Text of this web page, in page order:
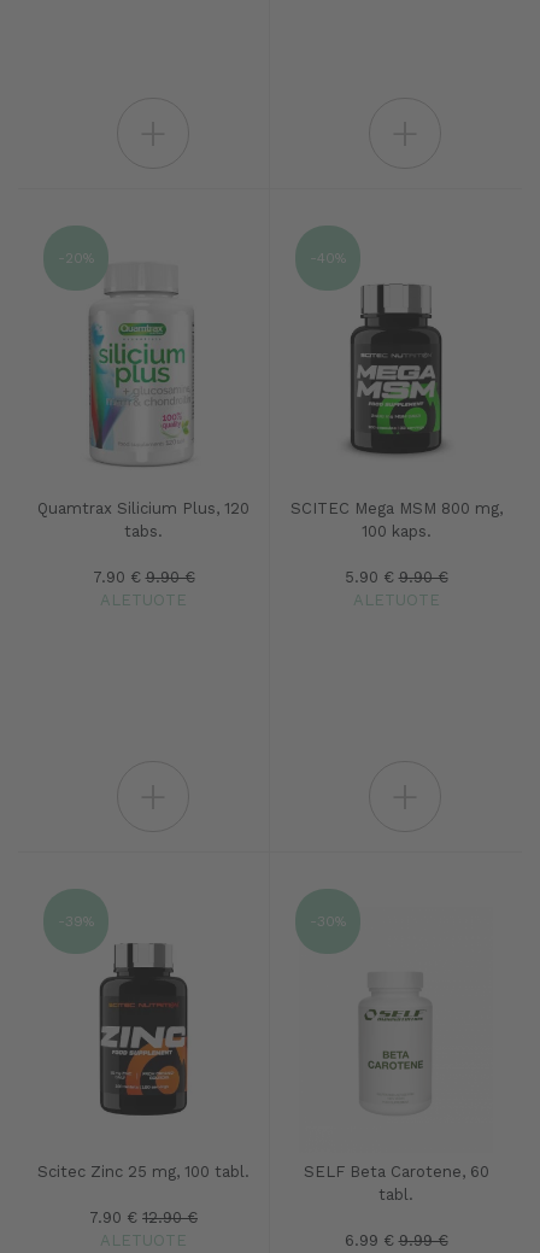
Quamtrax Silicium Plus, 120
tabs.
7.90 € 9.90 €
ALETUOTE
-20%
SCITEC Mega MSM 800 mg,
100 kaps.
5.90 € 9.90 €
ALETUOTE
-40%
Scitec Zinc 25 mg, 100 tabl.
7.90 € 12.90 €
ALETUOTE
-39%
SELF Beta Carotene, 60
tabl.
6.99 € 9.99 €
-30%